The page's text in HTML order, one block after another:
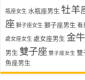
瓶座女生 水瓶座男生 牡羊
座 獅子座女生 獅子座男生 看
處女座女生 處女座男生 金
男生 雙子座 雙子座女生 雙
魚座男生